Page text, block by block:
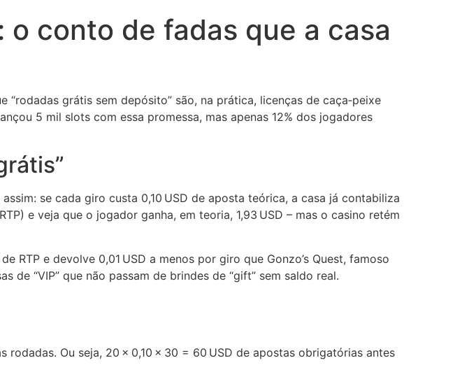
conto de fadas que a casa
grátis sem depósito” são, na prática, licenças de caça‑peixe
5 mil slots com essa promessa, mas apenas 12% dos jogadores
se cada giro custa 0,10 USD de aposta teórica, a casa já contabiliza
e veja que o jogador ganha, em teoria, 1,93 USD – mas o casino retém
RTP e devolve 0,01 USD a menos por giro que Gonzo’s Quest, famoso
“VIP” que não passam de brindes de “gift” sem saldo real.
Ou seja, 20 × 0,10 × 30 = 60 USD de apostas obrigatórias antes